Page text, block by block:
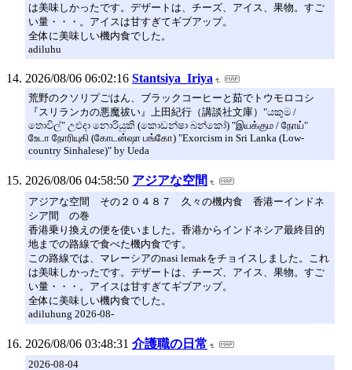
は美味しかったです。デザートは、チーズ、アイス、果物。すご
い量・・・。アイスは甘すぎてギブアップ。
全体に美味しい機内食でした。
adiluhu
2026/08/06 06:02:16 Stantsiya_Iriya
荒野のクソリプごはん、ブラックコーヒーと茹でトウモロコシ
『スリランカの悪魔祓い』上田紀行（講談社文庫）"යකුම /
තොවිල්" උඑදා නොරියුකි (කොඩන්ෂා බන්කෝ) "இயக்கும / நோய்"
உேடா நோரியுகி (கோடன்ஷா பங்கோ) "Exorcism in Sri Lanka (Low-
country Sinhalese)" by Ueda
2026/08/06 04:58:50 アジアな空間
アジアな空間 その２０４８７ 久々の機内食 香港ーインドネ
シア間 の巻
香港乗り換えの便を使いました。香港からインドネシア最終目的
地までの路線で食べた機内食です。
この路線では、マレーシアのnasi lemakをチョイスしました。これ
は美味しかったです。デザートは、チーズ、アイス、果物。すご
い量・・・。アイスは甘すぎてギブアップ。
全体に美味しい機内食でした。
adiluhung 2026-08-
2026/08/06 03:48:31 介護職の日常
2026-08-04